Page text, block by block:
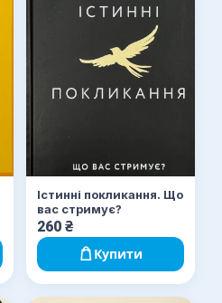
Істинні покликання. Що
вас стримує?
260 ₴
Купити